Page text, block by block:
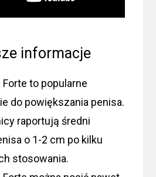
informacje
Forte to popularne
do powiększania penisa.
raportują średni
o 1-2 cm po kilku
stosowania.